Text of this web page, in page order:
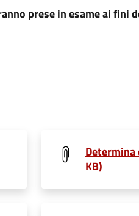
prese in esame ai fini
KB)